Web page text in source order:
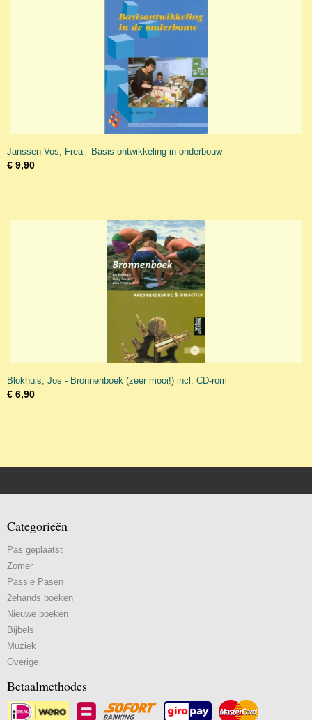
Janssen-Vos, Frea - Basis ontwikkeling in onderbouw
€ 9,90
Blokhuis, Jos - Bronnenboek (zeer mooi!) incl. CD-rom
€ 6,90
Categorieën
Pas geplaatst
Zomer
Passie Pasen
2ehands boeken
Nieuwe boeken
Bijbels
Muziek
Overige
Betaalmethodes